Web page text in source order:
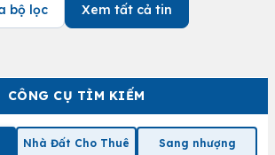
CÔNG CỤ TÌM KIẾM
Nhà Đất Cho Thuê Sang nhượng
bộ lọc Xem tất cả tin